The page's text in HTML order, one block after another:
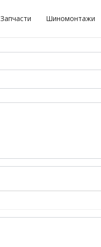
Запчасти Шиномонтажи